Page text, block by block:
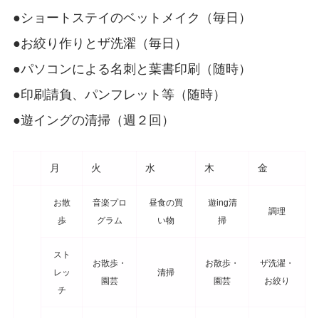
●ショートステイのベットメイク（毎日）
●お絞り作りとザ洗濯（毎日）
●パソコンによる名刺と葉書印刷（随時）
●印刷請負、パンフレット等（随時）
●遊イングの清掃（週２回）
月 火 水 木 金
お散
歩
音楽プロ
グラム
昼食の買
い物
遊ing清
掃
調理
スト
レッ
チ
お散歩・
園芸
清掃
お散歩・
園芸
ザ洗濯・
お絞り